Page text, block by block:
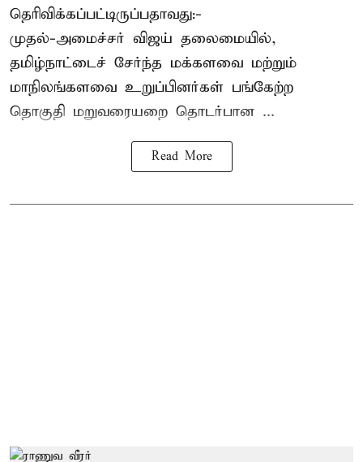
தெரிவிக்கப்பட்டிருப்பதாவது:-
முதல்-அமைச்சர் விஜய் தலைமையில்,
தமிழ்நாட்டைச் சேர்ந்த மக்களவை மற்றும்
மாநிலங்களவை உறுப்பினர்கள் பங்கேற்ற
தொகுதி மறுவரையறை தொடர்பான ...
Read More